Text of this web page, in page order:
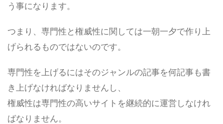
う事になります。
つまり、 専門性と権威性に関しては一朝一夕で作り上
げられるものではないのです。
専門性を上げるにはそのジャンルの記事を何記事も書
き上げなければなりませんし、
権威性は専門性の高いサイトを継続的に運営しなけれ
ばなりません。